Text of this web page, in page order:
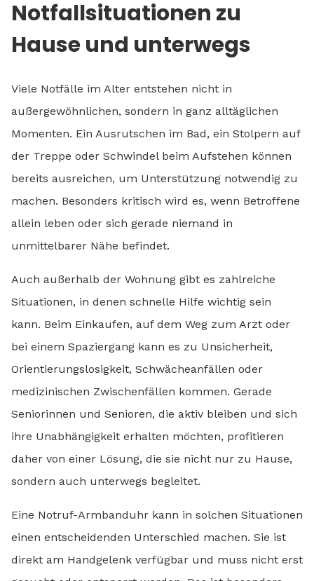
Notfallsituationen zu
Hause und unterwegs
Viele Notfälle im Alter entstehen nicht in
außergewöhnlichen, sondern in ganz alltäglichen
Momenten. Ein Ausrutschen im Bad, ein Stolpern auf
der Treppe oder Schwindel beim Aufstehen können
bereits ausreichen, um Unterstützung notwendig zu
machen. Besonders kritisch wird es, wenn Betroffene
allein leben oder sich gerade niemand in
unmittelbarer Nähe befindet.
Auch außerhalb der Wohnung gibt es zahlreiche
Situationen, in denen schnelle Hilfe wichtig sein
kann. Beim Einkaufen, auf dem Weg zum Arzt oder
bei einem Spaziergang kann es zu Unsicherheit,
Orientierungslosigkeit, Schwächeanfällen oder
medizinischen Zwischenfällen kommen. Gerade
Seniorinnen und Senioren, die aktiv bleiben und sich
ihre Unabhängigkeit erhalten möchten, profitieren
daher von einer Lösung, die sie nicht nur zu Hause,
sondern auch unterwegs begleitet.
Eine Notruf-Armbanduhr kann in solchen Situationen
einen entscheidenden Unterschied machen. Sie ist
direkt am Handgelenk verfügbar und muss nicht erst